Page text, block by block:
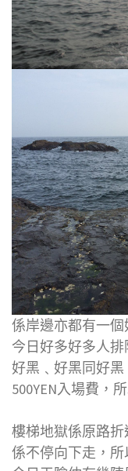
係岸邊亦都有一
今日好多好多人
好黑﹑好黑同好
500YEN入場費，
樓梯地獄係原路
係不停向下走，